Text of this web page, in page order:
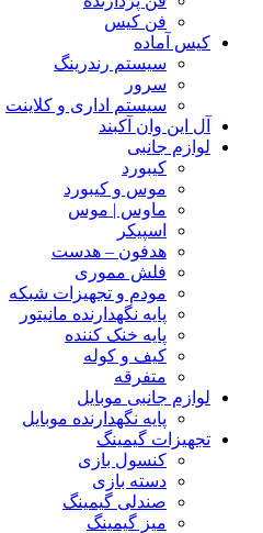
فن کیس
کیس آماده
سیستم رندرینگ
سرور
سیستم‌ اداری و کلاینت
آل این وان آکبند
لوازم جانبی
کیبورد
موس و کیبورد
ماوس | موس
اسپیکر
هدفون – هدست
فلش مموری
مودم و تجهیزات شبکه
پایه نگهدارنده مانیتور
پایه خنک کننده
کیف و کوله
متفرقه
لوازم جانبی موبایل
پایه نگهدارنده موبایل
تجهیزات گیمینگ
کنسول بازی
دسته بازی
صندلی گیمینگ
میز گیمینگ